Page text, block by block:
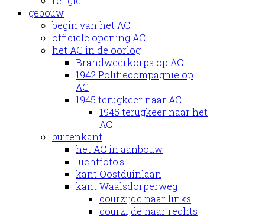
gebouw
begin van het AC
officiële opening AC
het AC in de oorlog
Brandweerkorps op AC
1942 Politiecompagnie op
AC
1945 terugkeer naar AC
1945 terugkeer naar het
AC
buitenkant
het AC in aanbouw
luchtfoto's
kant Oostduinlaan
kant Waalsdorperweg
courzijde naar links
courzijde naar rechts